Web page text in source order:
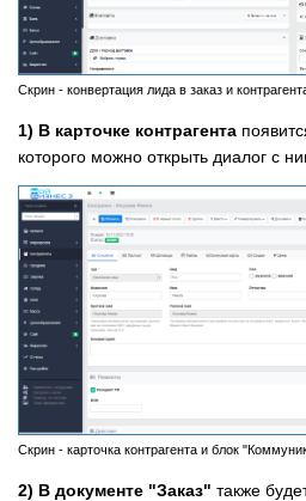
Скрин - конвертация лида в заказ и
1) В карточке контрагента
которого можно открыть диалог с
Скрин - карточка контрагента и блок
2) В документе "Заказ" также